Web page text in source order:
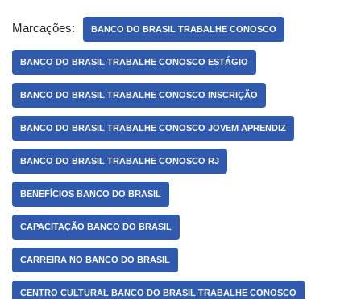
Marcações: BANCO DO BRASIL TRABALHE CONOSCO
BANCO DO BRASIL TRABALHE CONOSCO ESTÁGIO
BANCO DO BRASIL TRABALHE CONOSCO INSCRIÇÃO
BANCO DO BRASIL TRABALHE CONOSCO JOVEM APRENDIZ
BANCO DO BRASIL TRABALHE CONOSCO RJ
BENEFÍCIOS BANCO DO BRASIL
CAPACITAÇÃO BANCO DO BRASIL
CARREIRA NO BANCO DO BRASIL
CENTRO CULTURAL BANCO DO BRASIL TRABALHE CONOSCO